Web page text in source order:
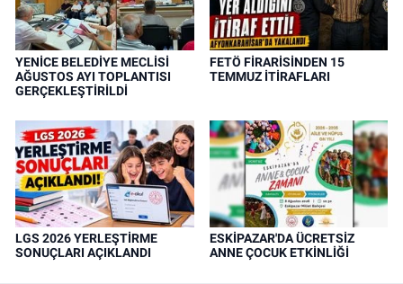
YENİCE BELEDİYE MECLİSİ
AĞUSTOS AYI TOPLANTISI
GERÇEKLEŞTİRİLDİ
FETÖ FİRARİSİNDEN 15
TEMMUZ İTİRAFLARI
LGS 2026 YERLEŞTİRME
SONUÇLARI AÇIKLANDI
ESKİPAZAR'DA ÜCRETSİZ
ANNE ÇOCUK ETKİNLİĞİ